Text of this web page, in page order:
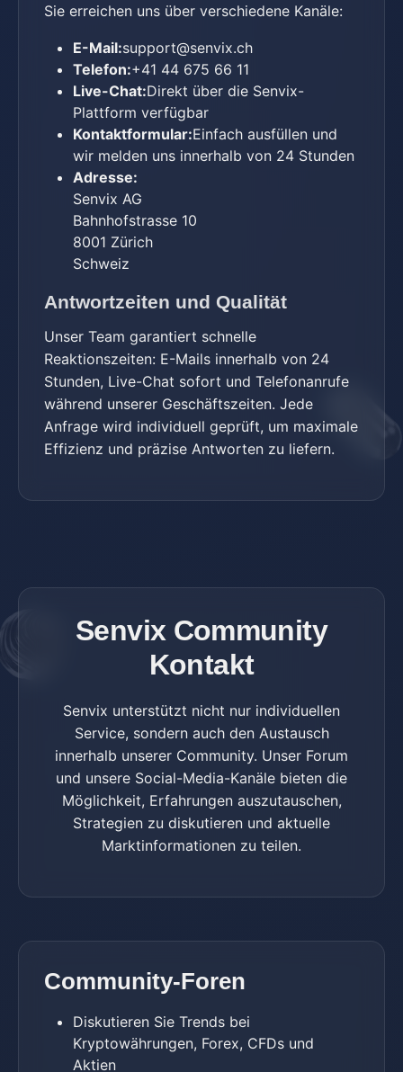
Sie erreichen uns über verschiedene Kanäle:
E-Mail:support@senvix.ch
Telefon:+41 44 675 66 11
Live-Chat:Direkt über die Senvix-
Plattform verfügbar
Kontaktformular:Einfach ausfüllen und
wir melden uns innerhalb von 24 Stunden
Adresse:
Senvix AG
Bahnhofstrasse 10
8001 Zürich
Schweiz
Antwortzeiten und Qualität
Unser Team garantiert schnelle
Reaktionszeiten: E-Mails innerhalb von 24
Stunden, Live-Chat sofort und Telefonanrufe
während unserer Geschäftszeiten. Jede
Anfrage wird individuell geprüft, um maximale
Effizienz und präzise Antworten zu liefern.
Senvix Community
Kontakt
Senvix unterstützt nicht nur individuellen
Service, sondern auch den Austausch
innerhalb unserer Community. Unser Forum
und unsere Social-Media-Kanäle bieten die
Möglichkeit, Erfahrungen auszutauschen,
Strategien zu diskutieren und aktuelle
Marktinformationen zu teilen.
Community-Foren
Diskutieren Sie Trends bei
Kryptowährungen, Forex, CFDs und
Aktien